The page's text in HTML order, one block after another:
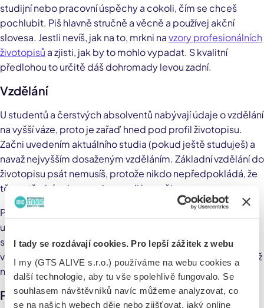
I tady se rozdávají cookies. Pro lepší zážitek z webu
I my (GTS ALIVE s.r.o.) používáme na webu cookies a
další technologie, aby tu vše spolehlivě fungovalo. Se
souhlasem návštěvníků navíc můžeme analyzovat, co
se na našich webech děje nebo zjišťovat, jaký online
studijní nebo pracovní úspěchy a cokoli, čím se chceš
pochlubit. Piš hlavně stručně a věcně a používej akční
slovesa. Jestli nevíš, jak na to, mrkni navzory profesionálních
životopisů a zjisti, jak by to mohlo vypadat. S kvalitní
předlohou to určitě dáš dohromady levou zadní.
Vzdělání
U studentů a čerstvých absolventů nabývají údaje o vzdělání
na vyšší váze, proto je zařaď hned pod profil životopisu.
Začni uvedením aktuálního studia (pokud ještě studuješ) a
navaž nejvyšším dosaženým vzděláním. Základní vzdělání do
životopisu psát nemusíš, protože nikdo nepředpokládá, že
tě na střední nebo vysokou vzali bez něj.
Podstatné je uvést název školy, obor studia a taky rok
ukončení. U aktuálního studia napiš předpokládaný rok
studia. Pokud jsi absolventem vysoké školy, uveď i
vysokoškolský titul. Jestli za sebou máš už nějaké kurzy, stáž
nebo třeba školení, neváhej je sem přidat taky.
Pracovní zkušenosti